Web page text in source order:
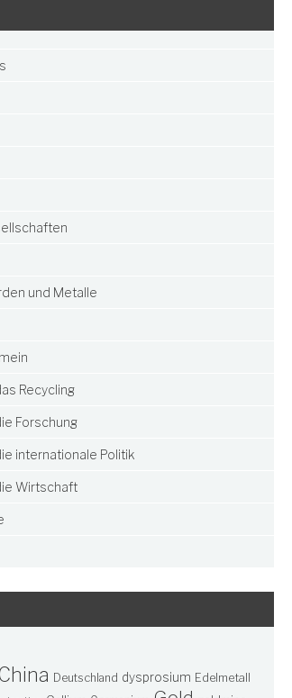
und Metalle
Recycling
Forschung
internationale Politik
Wirtschaft
Deutschland dysprosium Edelmetall